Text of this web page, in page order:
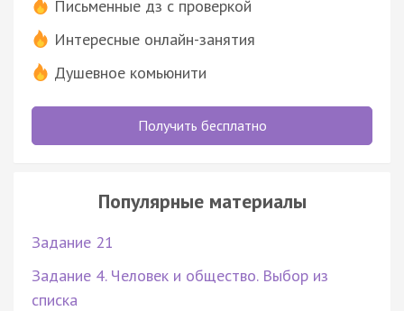
Письменные дз с проверкой
Интересные онлайн-занятия
Душевное комьюнити
Получить бесплатно
Популярные материалы
Задание 21
Задание 4. Человек и общество. Выбор из
списка